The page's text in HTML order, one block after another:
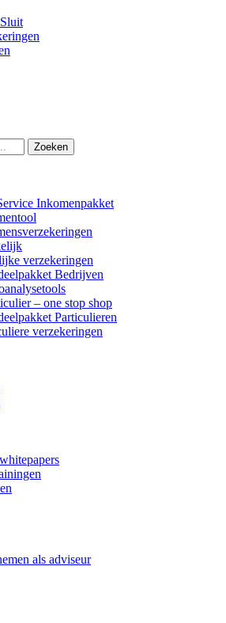
Inkomenpakket
verzekeringen
Bedrijven
– one stop shop
Particulieren
verzekeringen
als adviseur